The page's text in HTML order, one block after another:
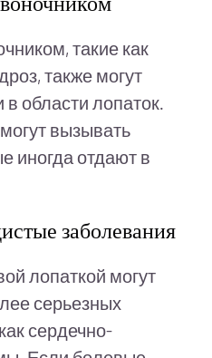
такие как
также могут
области лопаток.
вызывать
иногда отдают в
заболевания
лопаткой могут
серьезных
сердечно-